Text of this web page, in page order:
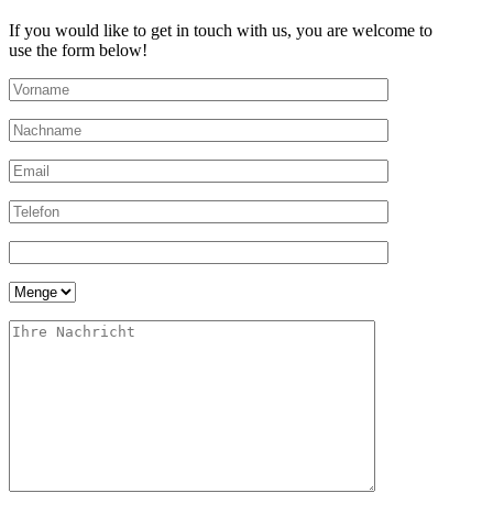
If you would like to get in touch with us, you are welcome to
use the form below!